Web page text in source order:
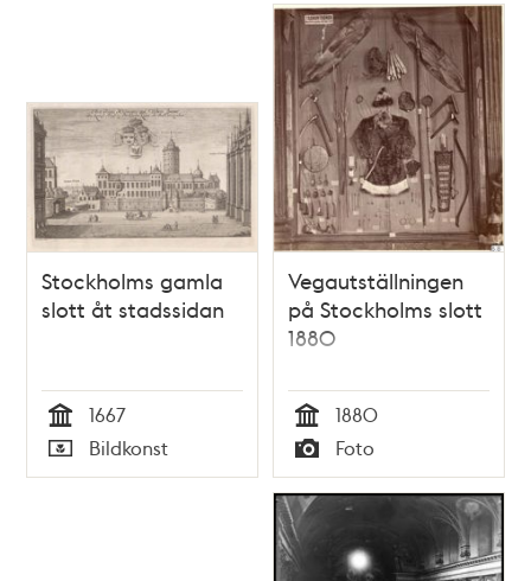
Stockholms gamla
slott åt stadssidan
Tid
1667
Typ
Bildkonst
Vegautställningen
på Stockholms slott
1880
Tid
1880
Typ
Foto